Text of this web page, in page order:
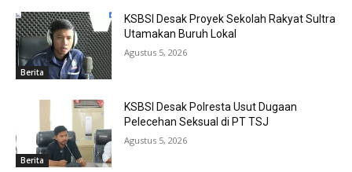
Berita
KSBSI Desak Proyek Sekolah Rakyat Sultra
Utamakan Buruh Lokal
Agustus 5, 2026
Berita
KSBSI Desak Polresta Usut Dugaan
Pelecehan Seksual di PT TSJ
Agustus 5, 2026